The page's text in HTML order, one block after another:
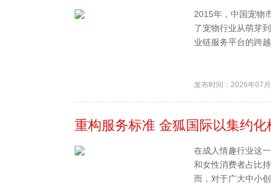
2015年，中国宠物
了宠物行业从萌芽
业链服务平台的跨
发布时间：2026年07
重构服务标准 金狐国际以集约
在成人情趣行业这
和女性消费者占比
而，对于广大中小